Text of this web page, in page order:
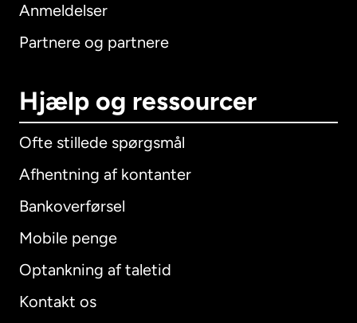
Anmeldelser
Partnere og partnere
Hjælp og ressourcer
Ofte stillede spørgsmål
Afhentning af kontanter
Bankoverførsel
Mobile penge
Optankning af taletid
Kontakt os